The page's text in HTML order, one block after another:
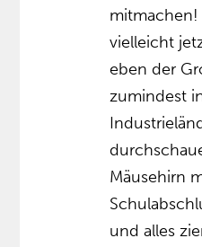
mitmachen!
vielleicht
eben der
zumindest
Mäusehirn
und alles